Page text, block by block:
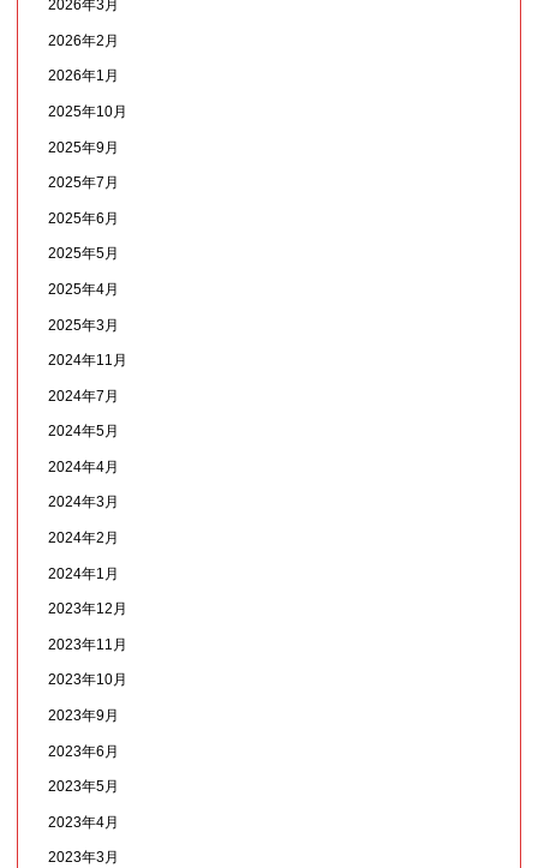
2026年3月
2026年2月
2026年1月
2025年10月
2025年9月
2025年7月
2025年6月
2025年5月
2025年4月
2025年3月
2024年11月
2024年7月
2024年5月
2024年4月
2024年3月
2024年2月
2024年1月
2023年12月
2023年11月
2023年10月
2023年9月
2023年6月
2023年5月
2023年4月
2023年3月